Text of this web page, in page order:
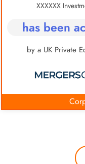
XXXXXX
has been
by a UK Private